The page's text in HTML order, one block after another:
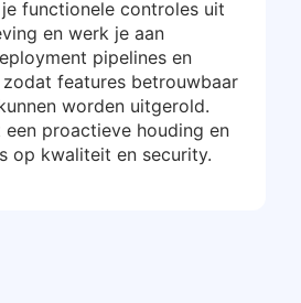
functionele controles uit
en werk je aan
pipelines en
features betrouwbaar
worden uitgerold.
proactieve houding en
op kwaliteit en security.